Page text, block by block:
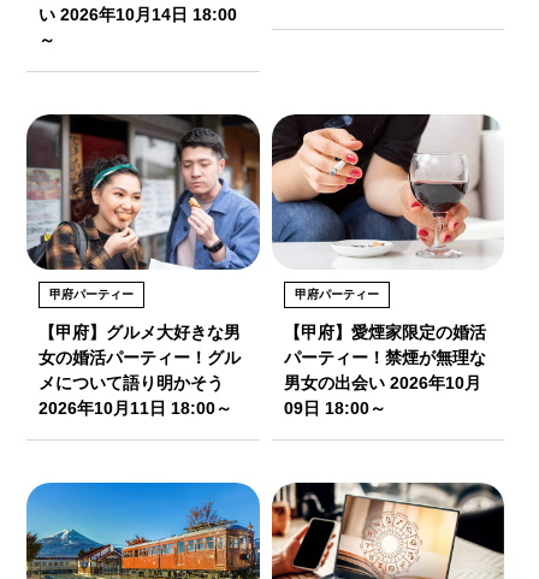
い 2026年10月14日 18:00
～
甲府パーティー
【甲府】グルメ大好きな男
女の婚活パーティー！グル
メについて語り明かそう
2026年10月11日 18:00～
甲府パーティー
【甲府】愛煙家限定の婚活
パーティー！禁煙が無理な
男女の出会い 2026年10月
09日 18:00～